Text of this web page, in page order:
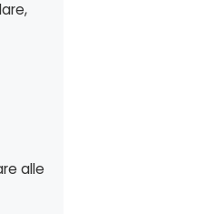
alle